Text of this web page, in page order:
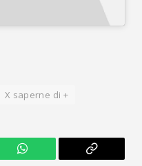
X saperne di +
WhatsApp
Copy